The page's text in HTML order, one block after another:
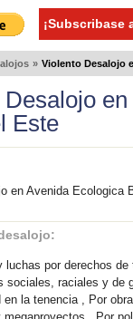
¡Subscribase
» Violento Desalojo
Este
en Avenida Ecologica
luchas por derechos de
sociales, raciales y de
en la tenencia , Por